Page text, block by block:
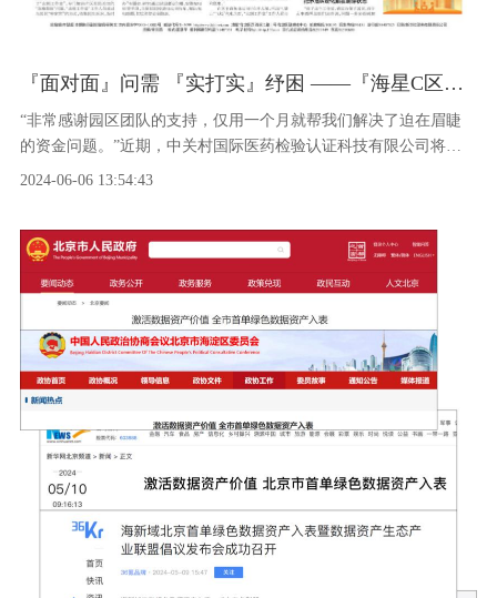
『面对面』问需 『实打实』纾困 ——『海星C区』开展常态化『拜访行动』当好企业『暖心管家』
“非常感谢园区团队的支持，仅用一个月就帮我们解决了迫在眉睫
的资金问题。”近期，中关村国际医药检验认证科技有限公司将一
面印有“园企服务创新篇对接京行助发展”的锦旗送给海星医药健康
2024-06-06 13:54:43